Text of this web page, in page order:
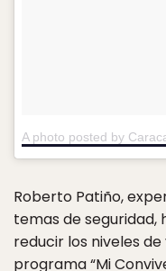
A photo posted by
Roberto Patiño,
temas de
reducir los niveles
programa “Mi